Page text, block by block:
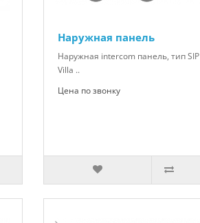
Наружная панель
Наружная intercom панель, тип SIP
Villa ..
Цена по звонку